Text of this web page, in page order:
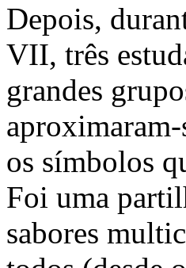
Depois,
VII, três
grandes
os símbolos
Foi uma
sabores